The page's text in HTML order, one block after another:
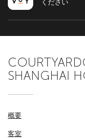
ください
SHANGHAI
概要
客室